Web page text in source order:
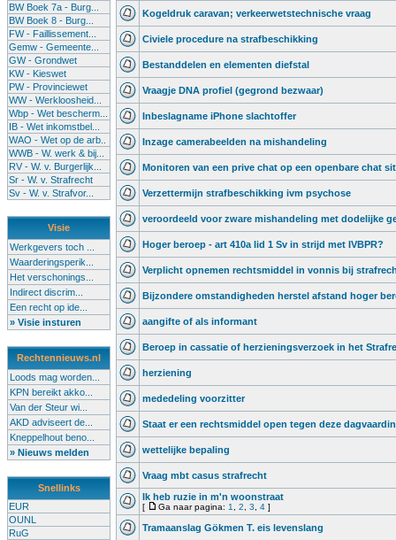
BW Boek 7a - Burg...
BW Boek 8 - Burg...
FW - Faillissement...
Gemw - Gemeente...
GW - Grondwet
KW - Kieswet
PW - Provinciewet
WW - Werkloosheid...
Wbp - Wet bescherm...
IB - Wet inkomstbel...
WAO - Wet op de arb..
WWB - W. werk & bij...
RV - W. v. Burgerlijk...
Sr - W. v. Strafrecht
Sv - W. v. Strafvor...
Visie
Werkgevers toch ...
Waarderingsperik...
Het verschonings...
Indirect discrim...
Een recht op ide...
» Visie insturen
Rechtennieuws.nl
Loods mag worden...
KPN bereikt akko...
Van der Steur wi...
AKD adviseert de...
Kneppelhout beno...
» Nieuws melden
Snellinks
EUR
OUNL
RuG
Kogeldruk caravan; verkeerwetstechnische vraag
Civiele procedure na strafbeschikking
Bestanddelen en elementen diefstal
Vraagje DNA profiel (gegrond bezwaar)
Inbeslagname iPhone slachtoffer
Inzage camerabeelden na mishandeling
Monitoren van een prive chat op een openbare chat
Verzettermijn strafbeschikking ivm psychose
veroordeeld voor zware mishandeling met dodelijke
Hoger beroep - art 410a lid 1 Sv in strijd met IVBPR?
Verplicht opnemen rechtsmiddel in vonnis bij
Bijzondere omstandigheden herstel afstand hoger
aangifte of als informant
Beroep in cassatie of herzieningsverzoek in het
herziening
mededeling voorzitter
Staat er een rechtsmiddel open tegen deze
wettelijke bepaling
Vraag mbt casus strafrecht
Ik heb ruzie in m'n woonstraat
[ Ga naar pagina: 1 2 3 4 ]
Tramaanslag Gökmen T. eis levenslang